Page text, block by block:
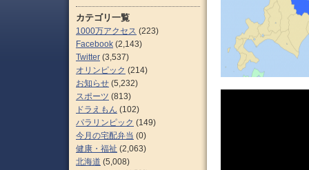
カテゴリ一覧
1000万アクセス (223)
Facebook (2,143)
Twitter (3,537)
オリンピック (214)
お知らせ (5,232)
スポーツ (813)
ドラえもん (102)
パラリンピック (149)
今月の宅配弁当 (0)
健康・福祉 (2,063)
北海道 (5,008)